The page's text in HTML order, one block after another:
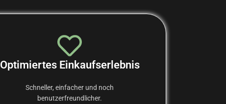
Optimiertes Einkaufserlebnis
Schneller, einfacher und noch
benutzerfreundlicher.